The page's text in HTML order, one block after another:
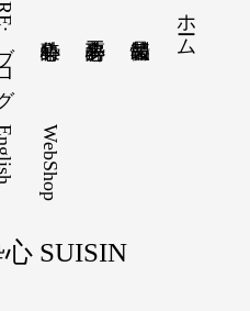
ホーム
グ
WebShop
SUISIN